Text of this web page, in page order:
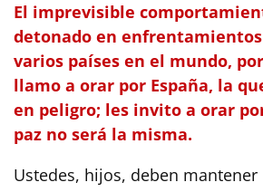
El imprevisible
detonado en
varios países en el mundo,
llamo a orar por España, la
en peligro; les invito a orar
paz no será la misma.
Ustedes, hijos, deben